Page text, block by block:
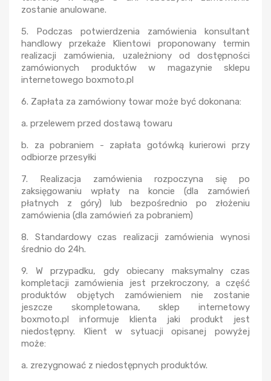
zostanie anulowane.
5. Podczas potwierdzenia zamówienia konsultant
handlowy przekaże Klientowi proponowany termin
realizacji zamówienia, uzależniony od dostępności
zamówionych produktów w magazynie sklepu
internetowego boxmoto.pl
6. Zapłata za zamówiony towar może być dokonana:
a. przelewem przed dostawą towaru
b. za pobraniem - zapłata gotówką kurierowi przy
odbiorze przesyłki
7. Realizacja zamówienia rozpoczyna się po
zaksięgowaniu wpłaty na koncie (dla zamówień
płatnych z góry) lub bezpośrednio po złożeniu
zamówienia (dla zamówień za pobraniem)
8. Standardowy czas realizacji zamówienia wynosi
średnio do 24h.
9. W przypadku, gdy obiecany maksymalny czas
kompletacji zamówienia jest przekroczony, a część
produktów objętych zamówieniem nie zostanie
jeszcze skompletowana, sklep internetowy
boxmoto.pl informuje klienta jaki produkt jest
niedostępny. Klient w sytuacji opisanej powyżej
może:
a. zrezygnować z niedostępnych produktów.